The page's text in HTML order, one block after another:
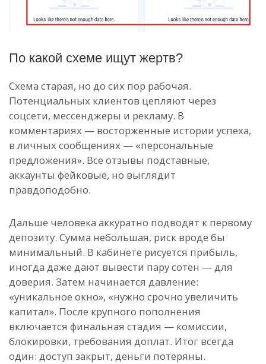
По какой схеме ищут жертв?
Схема старая, но до сих пор рабочая.
Потенциальных клиентов цепляют через
соцсети, мессенджеры и рекламу. В
комментариях — восторженные истории успеха,
в личных сообщениях — «персональные
предложения». Все отзывы подставные,
аккаунты фейковые, но выглядит
правдоподобно.
Дальше человека аккуратно подводят к первому
депозиту. Сумма небольшая, риск вроде бы
минимальный. В кабинете рисуется прибыль,
иногда даже дают вывести пару сотен — для
доверия. Затем начинается давление:
«уникальное окно», «нужно срочно увеличить
капитал». После крупного пополнения
включается финальная стадия — комиссии,
блокировки, требования доплат. Итог всегда
один: доступ закрыт, деньги потеряны.